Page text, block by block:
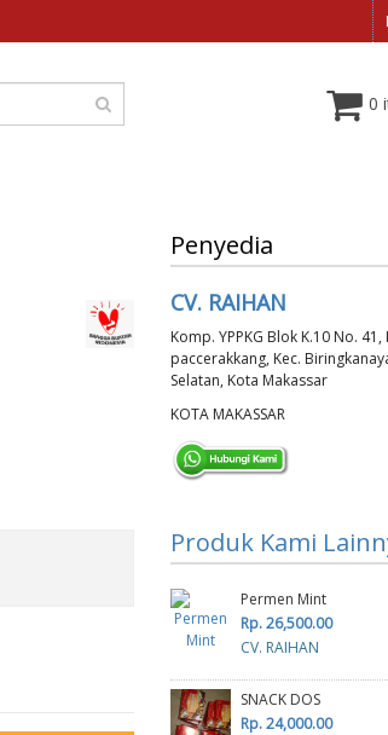
0
Penyedia
CV. RAIHAN
Komp. YPPKG Blok K.10 No. 41,
paccerakkang, Kec.
Selatan, Kota Makassar
KOTA MAKASSAR
Produk Kami
Permen Mint
Rp. 26,500.00
CV. RAIHAN
SNACK DOS
Rp. 24,000.00